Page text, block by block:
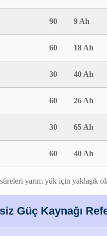
90 9 Ah
60 18 Ah
30 40 Ah
60 26 Ah
30 65 Ah
60 40 Ah
yarım yük için yaklaşık
Güç Kaynağı